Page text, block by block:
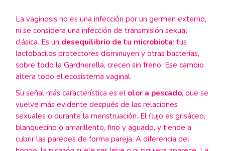
La vaginosis no es una infección por un germen externo,
ni se considera una infección de transmisión sexual
clásica. Es un desequilibrio de tu microbiota: tus
lactobacilos protectores disminuyen y otras bacterias,
sobre todo la Gardnerella, crecen sin freno. Ese cambio
altera todo el ecosistema vaginal.
Su señal más característica es el olor a pescado, que se
vuelve más evidente después de las relaciones
sexuales o durante la menstruación. El flujo es grisáceo,
blanquecino o amarillento, fino y aguado, y tiende a
cubrir las paredes de forma pareja. A diferencia del